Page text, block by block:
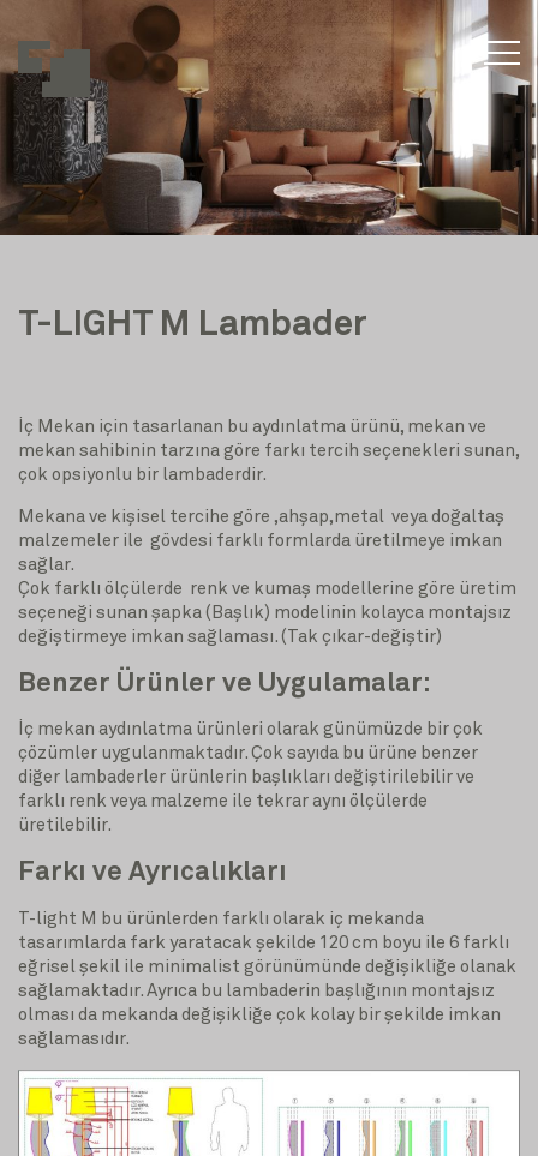
T-LIGHT M Lambader
İç Mekan için tasarlanan bu aydınlatma ürünü, mekan ve
mekan sahibinin tarzına göre farkı tercih seçenekleri sunan,
çok opsiyonlu bir lambaderdir.
Mekana ve kişisel tercihe göre ,ahşap,metal veya doğaltaş
malzemeler ile gövdesi farklı formlarda üretilmeye imkan
sağlar.
Çok farklı ölçülerde renk ve kumaş modellerine göre üretim
seçeneği sunan şapka (Başlık) modelinin kolayca montajsız
değiştirmeye imkan sağlaması. (Tak çıkar-değiştir)
Benzer Ürünler ve Uygulamalar:
İç mekan aydınlatma ürünleri olarak günümüzde bir çok
çözümler uygulanmaktadır. Çok sayıda bu ürüne benzer
diğer lambaderler ürünlerin başlıkları değiştirilebilir ve
farklı renk veya malzeme ile tekrar aynı ölçülerde
üretilebilir.
Farkı ve Ayrıcalıkları
T-light M bu ürünlerden farklı olarak iç mekanda
tasarımlarda fark yaratacak şekilde 120 cm boyu ile 6 farklı
eğrisel şekil ile minimalist görünümünde değişikliğe olanak
sağlamaktadır. Ayrıca bu lambaderin başlığının montajsız
olması da mekanda değişikliğe çok kolay bir şekilde imkan
sağlamasıdır.